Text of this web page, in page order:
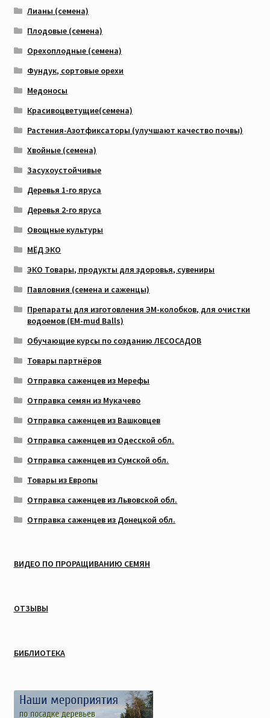
Лианы (семена)
Плодовые (семена)
Орехоплодные (семена)
Фундук, сортовые орехи
Медоносы
Красивоцветущие(семена)
Растения-Азотфиксаторы (улучшают качество почвы)
Хвойные (семена)
Засухоустойчивые
Деревья 1-го яруса
Деревья 2-го яруса
Овощные культуры
МЁД ЭКО
ЭКО Товары, продукты для здоровья, сувениры
Павловния (семена и саженцы)
Препараты для изготовления ЭМ-колобков, для очистки
водоемов (EM-mud Balls)
Обучающие курсы по созданию ЛЕСОСАДОВ
Товары партнёров
Отправка саженцев из Мерефы
Отправка семян из Мукачево
Отправка саженцев из Вашковцев
Отправка саженцев из Одесской обл.
Отправка саженцев из Сумской обл.
Товары из Европы
Отправка саженцев из Львовской обл.
Отправка саженцев из Донецкой обл.
ВИДЕО ПО ПРОРАЩИВАНИЮ СЕМЯН
ОТЗЫВЫ
БИБЛИОТЕКА